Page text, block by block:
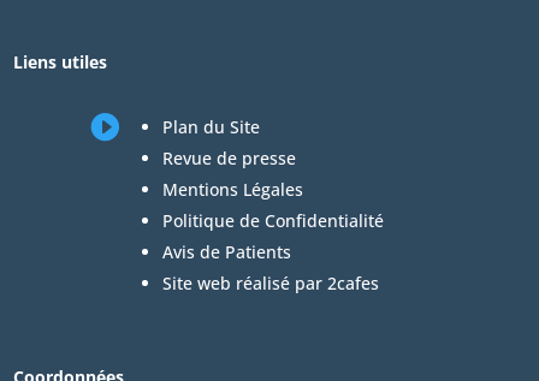
Liens utiles

Plan du Site
Revue de presse
Mentions Légales
Politique de Confidentialité
Avis de Patients
Site web réalisé par 2cafes